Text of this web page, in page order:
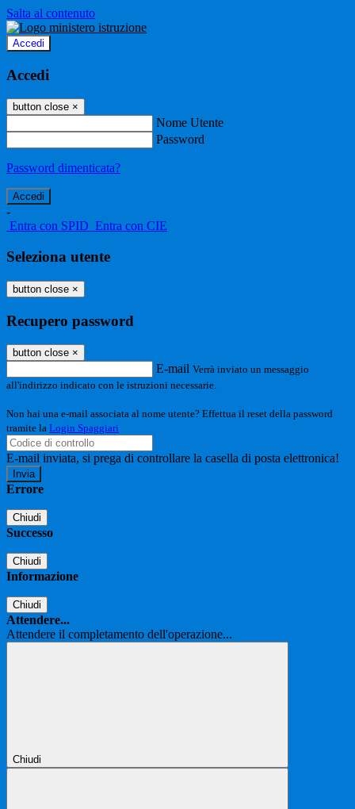
Salta al contenuto
Accedi
Accedi
button close ×
Nome Utente
Password
Password dimenticata?
-
Entra con SPID Entra con CIE
Seleziona utente
button close ×
Recupero password
button close ×
E-mail Verrà inviato un messaggio
all'indirizzo indicato con le istruzioni necessarie.
Non hai una e-mail associata al nome utente? Effettua il reset della password
tramite la Login Spaggiari
E-mail inviata, si prega di controllare la casella di posta elettronica!
Errore
Chiudi
Successo
Chiudi
Informazione
Chiudi
Attendere...
Attendere il completamento dell'operazione...
Chiudi